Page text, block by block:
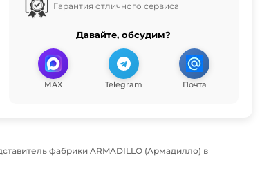
Гарантия отличного сервиса
Давайте, обсудим?
MAX Telegram Почта
фабрики ARMADILLO (Армадилло) в